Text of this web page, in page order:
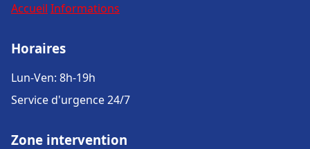
Accueil Informations
Horaires
Lun-Ven: 8h-19h
Service d'urgence 24/7
Zone intervention